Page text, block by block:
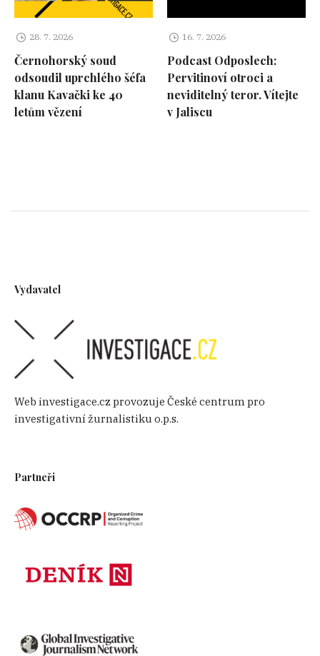
28. 7. 2026
Černohorský soud
odsoudil uprchlého šéfa
klanu Kavački ke 40
letům vězení
16. 7. 2026
Podcast Odposlech:
Pervitinoví otroci a
neviditelný teror. Vítejte
v Jaliscu
Vydavatel
Web investigace.cz provozuje České centrum pro
investigativní žurnalistiku o.p.s.
Partneři